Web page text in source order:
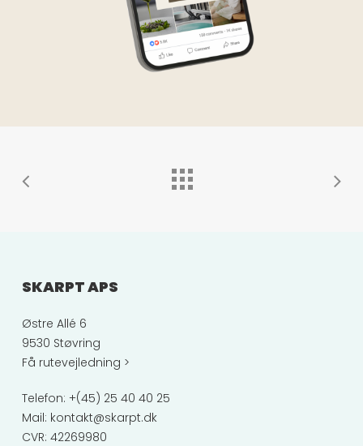
SKARPT APS
Østre Allé 6
9530 Støvring
Få rutevejledning >
Telefon: +(45) 25 40 40 25
Mail: kontakt@skarpt.dk
CVR: 42269980